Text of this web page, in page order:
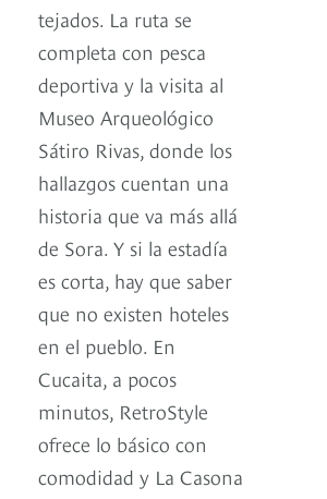
tejados. La ruta se
completa con pesca
deportiva y la visita al
Museo Arqueológico
Sátiro Rivas, donde los
hallazgos cuentan una
historia que va más allá
de Sora. Y si la estadía
es corta, hay que saber
que no existen hoteles
en el pueblo. En
Cucaita, a pocos
minutos, RetroStyle
ofrece lo básico con
comodidad y La Casona